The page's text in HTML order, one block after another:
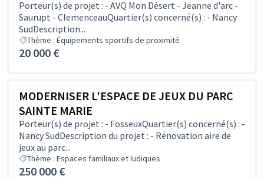
Porteur(s) de projet : - AVQ Mon Désert - Jeanne d'arc -
Saurupt - ClemenceauQuartier(s) concerné(s) : - Nancy
SudDescription...
Thème : Équipements sportifs de proximité
20 000 €
MODERNISER L'ESPACE DE JEUX DU PARC
SAINTE MARIE
Porteur(s) de projet : - FosseuxQuartier(s) concerné(s) : -
Nancy SudDescription du projet : - Rénovation aire de
jeux au parc...
Thème : Espaces familiaux et ludiques
250 000 €